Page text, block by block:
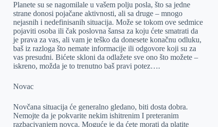
Planete su se nagomilale u vašem polju posla, što sa jedne
strane donosi pojačane aktivnosti, ali sa druge – mnogo
nejasnih i nedefinisanih situacija. Može se tokom ove sedmice
pojaviti osoba ili čak poslovna šansa za koju ćete smatrati da
je prava za vas, ali vam je teško da donesete konačnu odluku,
baš iz razloga što nemate informacije ili odgovore koji su za
vas presudni. Bićete skloni da odlažete sve ono što možete –
iskreno, možda je to trenutno baš pravi potez….
Novac
Novčana situacija će generalno gledano, biti dosta dobra.
Nemojte da je pokvarite nekim ishitrenim I preteranim
razbacivanjem novca. Moguće je da ćete morati da platite